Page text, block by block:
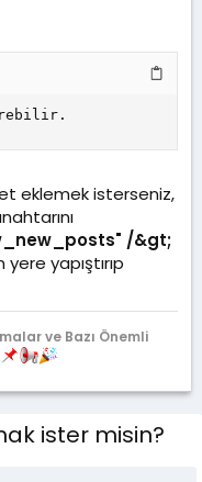
eklemek isterseniz,
/&gt;
yapıştırıp
ve Bazı Önemli
ister misin?